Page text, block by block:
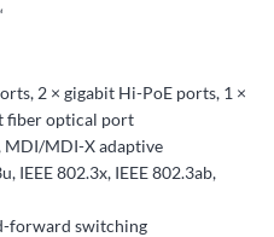
2 × gigabit Hi-PoE ports, 1 ×
fiber optical port
MDI/MDI-X adaptive
IEEE 802.3x, IEEE 802.3ab,
forward switching